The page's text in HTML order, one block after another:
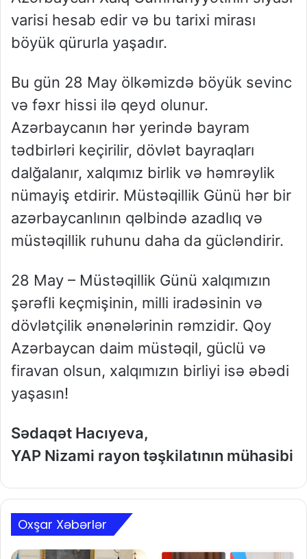
varisi hesab edir və bu tarixi mirası
böyük qürurla yaşadır.
Bu gün 28 May ölkəmizdə böyük sevinc
və fəxr hissi ilə qeyd olunur.
Azərbaycanın hər yerində bayram
tədbirləri keçirilir, dövlət bayraqları
dalğalanır, xalqımız birlik və həmrəylik
nümayiş etdirir. Müstəqillik Günü hər bir
azərbaycanlının qəlbində azadlıq və
müstəqillik ruhunu daha da gücləndirir.
28 May – Müstəqillik Günü xalqımızın
şərəfli keçmişinin, milli iradəsinin və
dövlətçilik ənənələrinin rəmzidir. Qoy
Azərbaycan daim müstəqil, güclü və
firavan olsun, xalqımızın birliyi isə əbədi
yaşasın!
Sədaqət Hacıyeva,
YAP Nizami rayon təşkilatının mühasibi
Oxşar Xəbərlər